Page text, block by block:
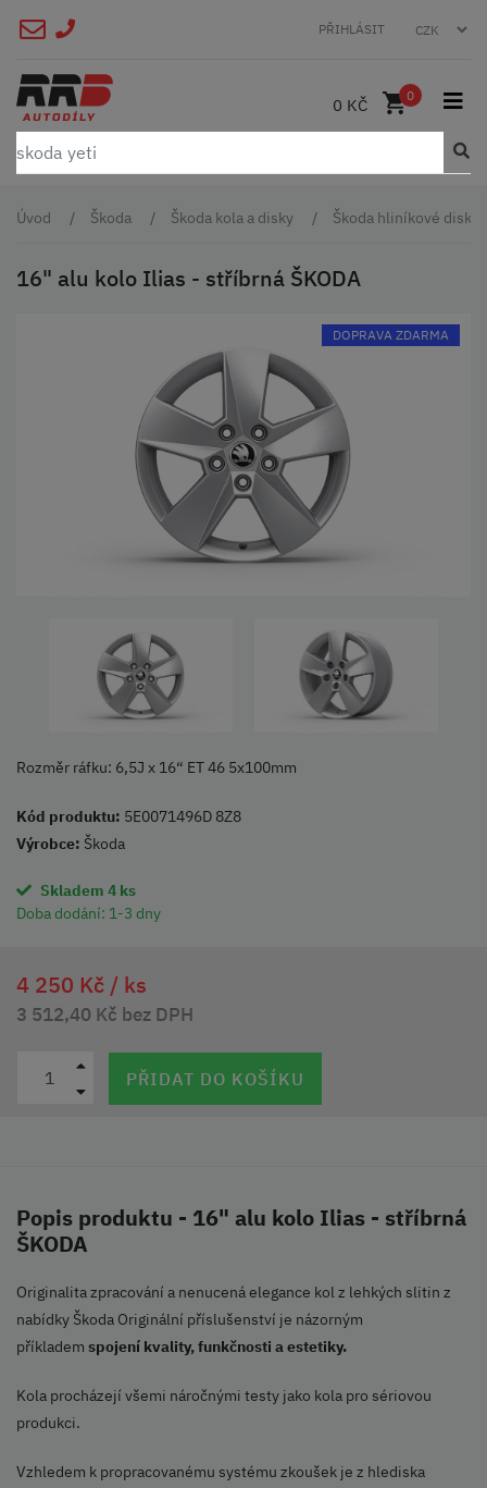
PŘIHLÁSIT
0 KČ 0
Úvod Škoda Škoda kola a disky Škoda hliníkové disky
16" alu kolo Ilias - stříbrná ŠKODA
DOPRAVA ZDARMA
Rozměr ráfku: 6,5J x 16“ ET 46 5x100mm
Kód produktu: 5E0071496D 8Z8
Výrobce: Škoda
Skladem 4 ks
Doba dodání: 1-3 dny
4 250 Kč / ks
3 512,40 Kč bez DPH
PŘIDAT DO KOŠÍKU
Popis produktu - 16" alu kolo Ilias - stříbrná
ŠKODA
Originalita zpracování a nenucená elegance kol z lehkých slitin z
nabídky Škoda Originální příslušenství je názorným
příkladem spojení kvality, funkčnosti a estetiky.
Kola procházejí všemi náročnými testy jako kola pro sériovou
produkci.
Vzhledem k propracovanému systému zkoušek je z hlediska